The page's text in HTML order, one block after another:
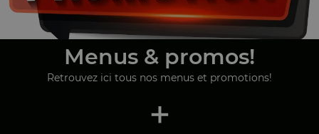
Menus & promos!
Retrouvez ici tous nos menus et promotions!
+